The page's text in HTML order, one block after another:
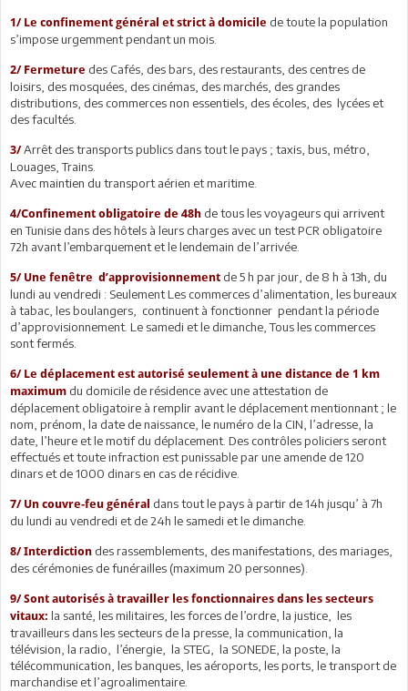
1/ Le confinement général et strict à domicile de toute la population
s’impose urgemment pendant un mois.
2/ Fermeture des Cafés, des bars, des restaurants, des centres de
loisirs, des mosquées, des cinémas, des marchés, des grandes
distributions, des commerces non essentiels, des écoles, des lycées et
des facultés.
3/Arrêt des transports publics dans tout le pays ; taxis, bus, métro,
Louages, Trains.
Avec maintien du transport aérien et maritime.
4/Confinement obligatoire de 48h de tous les voyageurs qui arrivent
en Tunisie dans des hôtels à leurs charges avec un test PCR obligatoire
72h avant l’embarquement et le lendemain de l’arrivée.
5/ Une fenêtre d’approvisionnement de 5 h par jour, de 8 h à 13h, du
lundi au vendredi : Seulement Les commerces d’alimentation, les bureaux
à tabac, les boulangers, continuent à fonctionner pendant la période
d’approvisionnement. Le samedi et le dimanche, Tous les commerces
sont fermés.
6/ Le déplacement est autorisé seulement à une distance de 1 km
maximum du domicile de résidence avec une attestation de
déplacement obligatoire à remplir avant le déplacement mentionnant ; le
nom, prénom, la date de naissance, le numéro de la CIN, l’adresse, la
date, l’heure et le motif du déplacement. Des contrôles policiers seront
effectués et toute infraction est punissable par une amende de 120
dinars et de 1000 dinars en cas de récidive.
7/ Un couvre-feu général dans tout le pays à partir de 14h jusqu’ à 7h
du lundi au vendredi et de 24h le samedi et le dimanche.
8/ Interdiction des rassemblements, des manifestations, des mariages,
des cérémonies de funérailles (maximum 20 personnes).
9/ Sont autorisés à travailler les fonctionnaires dans les secteurs
vitaux: la santé, les militaires, les forces de l’ordre, la justice, les
travailleurs dans les secteurs de la presse, la communication, la
télévision, la radio, l’énergie, la STEG, la SONEDE, la poste, la
télécommunication, les banques, les aéroports, les ports, le transport de
marchandise et l’agroalimentaire.